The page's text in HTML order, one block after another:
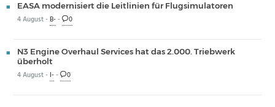
EASA modernisiert die Leitlinien für Flugsimulatoren
4 August -B-- 0
N3 Engine Overhaul Services hat das 2.000. Triebwerk
überholt
4 August - I-- 0